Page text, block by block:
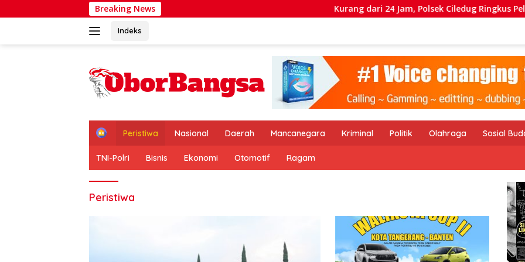
to
Breaking News Kurang dari 24 Jam, Polsek Ciledug Ringkus Pelaku Pencurian
Indeks
H
m
e
Peristiwa Nasional Daerah Mancanegara Kriminal Politik Olahraga Sosial
TNI-Polri Bisnis Ekonomi Otomotif Ragam
Peristiwa